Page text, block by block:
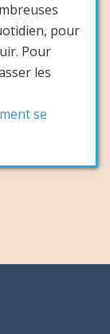
pour
Pour
les
se